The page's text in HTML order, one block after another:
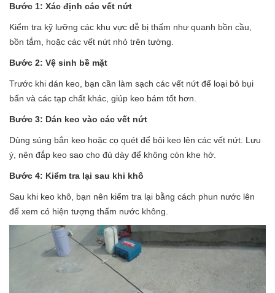
Bước 1: Xác định các vết nứt
Kiểm tra kỹ lưỡng các khu vực dễ bị thấm như quanh bồn cầu,
bồn tắm, hoặc các vết nứt nhỏ trên tường.
Bước 2: Vệ sinh bề mặt
Trước khi dán keo, bạn cần làm sạch các vết nứt để loại bỏ bụi
bẩn và các tạp chất khác, giúp keo bám tốt hơn.
Bước 3: Dán keo vào các vết nứt
Dùng súng bắn keo hoặc cọ quét để bôi keo lên các vết nứt. Lưu
ý, nên đắp keo sao cho đủ dày để không còn khe hở.
Bước 4: Kiểm tra lại sau khi khô
Sau khi keo khô, bạn nên kiểm tra lại bằng cách phun nước lên
để xem có hiện tượng thấm nước không.